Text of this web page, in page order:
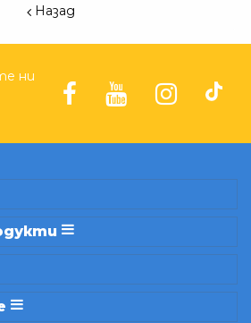
Назад
ни